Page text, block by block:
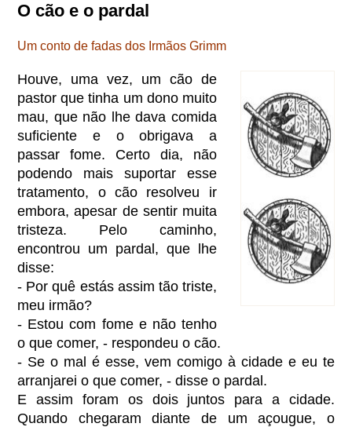
O cão e o pardal
Um conto de fadas dos Irmãos Grimm
Houve, uma vez, um cão de
pastor que tinha um dono muito
mau, que não lhe dava comida
suficiente e o obrigava a
passar fome. Certo dia, não
podendo mais suportar esse
tratamento, o cão resolveu ir
embora, apesar de sentir muita
tristeza. Pelo caminho,
encontrou um pardal, que lhe
disse:
- Por quê estás assim tão triste,
meu irmão?
- Estou com fome e não tenho
o que comer, - respondeu o cão.
- Se o mal é esse, vem comigo à cidade e eu te
arranjarei o que comer, - disse o pardal.
E assim foram os dois juntos para a cidade.
Quando chegaram diante de um açougue, o